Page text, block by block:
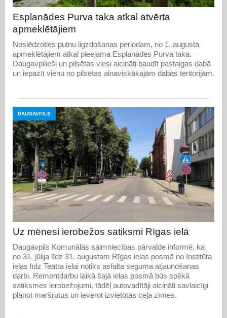
Esplanādes Purva taka atkal atvērta
apmeklētājiem
Noslēdzoties putnu ligzdošanas periodam, no 1. augusta
apmeklētājiem atkal pieejama Esplanādes Purva taka.
Daugavpilieši un pilsētas viesi aicināti baudīt pastaigas dabā
un iepazīt vienu no pilsētas ainaviskākajām dabas teritorijām.
DAUGAVPILS
Uz mēnesi ierobežos satiksmi Rīgas ielā
Daugavpils Komunālās saimniecības pārvalde informē, ka
no 31. jūlija līdz 31. augustam Rīgas ielas posmā no Institūta
ielas līdz Teātra ielai notiks asfalta seguma atjaunošanas
darbi. Remontdarbu laikā šajā ielas posmā būs spēkā
satiksmes ierobežojumi, tādēļ autovadītāji aicināti savlaicīgi
plānot maršrutus un ievērot izvietotās ceļa zīmes.